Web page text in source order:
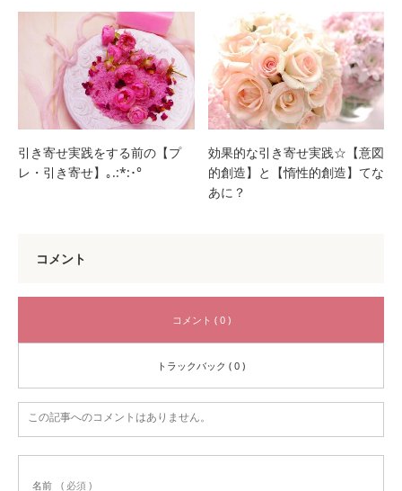
引き寄せ実践をする前の【プ
レ・引き寄せ】｡.:*:･°
効果的な引き寄せ実践☆【意図
的創造】と【惰性的創造】てな
あに？
コメント
コメント ( 0 )
トラックバック ( 0 )
この記事へのコメントはありません。
名前 ( 必須 )